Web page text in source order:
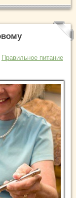
Правильное питание